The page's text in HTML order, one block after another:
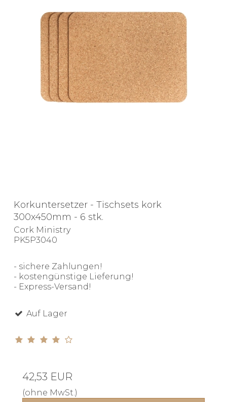
Korkuntersetzer - Tischsets kork
300x450mm - 6 stk.
Cork Ministry
PK5P3040
- sichere Zahlungen!
- kostengünstige Lieferung!
- Express-Versand!
Auf Lager
42,53 EUR
(ohne MwSt.)